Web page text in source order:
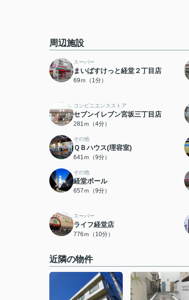
周辺施設
スーパー
まいばすけっと経堂２丁目店
69ｍ（1分）
コンビニエンスストア
セブンイレブン宮坂三丁目店
281ｍ（4分）
その他
ＱＢハウス(理容室)
641ｍ（9分）
その他
経堂ボール
657ｍ（9分）
スーパー
ライフ経堂店
776ｍ（10分）
近隣の物件